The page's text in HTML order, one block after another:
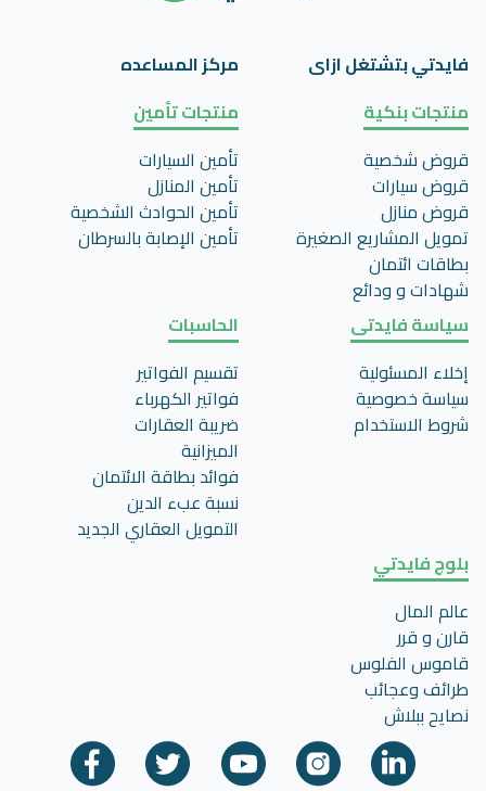
فايدتي بتشتغل ازاى
مركز المساعده
منتجات بنكية
قروض شخصية
قروض سيارات
قروض منازل
تمويل المشاريع الصغيرة
بطاقات ائتمان
شهادات و ودائع
منتجات تأمين
تأمين السيارات
تأمين المنازل
تأمين الحوادث الشخصية
تأمين اﻹصابة بالسرطان
سياسة فايدتى
إخلاء المسئولية
سياسة خصوصية
شروط الاستخدام
الحاسبات
تقسيم الفواتير
فواتير الكهرباء
ضريبة العقارات
الميزانية
فوائد بطاقة الائتمان
نسبة عبء الدين
التمويل العقاري الجديد
بلوج فايدتي
عالم المال
قارن و قرر
قاموس الفلوس
طرائف وعجائب
نصايح ببلاش